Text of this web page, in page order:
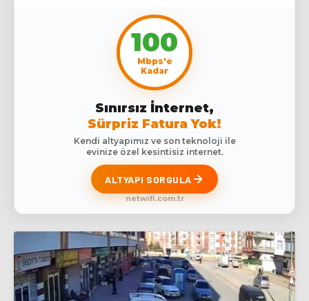
100
Mbps'e
Kadar
Sınırsız İnternet,
Sürpriz Fatura Yok!
Kendi altyapımız ve son teknoloji ile
evinize özel kesintisiz internet.
ALTYAPI SORGULA
netwifi.com.tr